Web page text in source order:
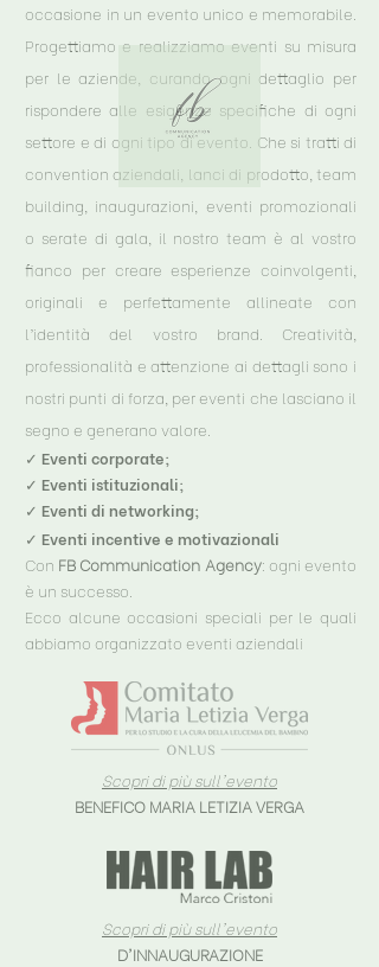
occasione in un evento unico e memorabile.
Progettiamo e realizziamo eventi su misura
per le aziende, curando ogni dettaglio per
rispondere alle esigenze specifiche di ogni
settore e di ogni tipo di evento. Che si tratti di
convention aziendali, lanci di prodotto, team
building, inaugurazioni, eventi promozionali
o serate di gala, il nostro team è al vostro
fianco per creare esperienze coinvolgenti,
originali e perfettamente allineate con
l’identità del vostro brand. Creatività,
professionalità e attenzione ai dettagli sono i
nostri punti di forza, per eventi che lasciano il
segno e generano valore.
✓ Eventi corporate;
✓ Eventi istituzionali;
✓ Eventi di networking;
✓ Eventi incentive e motivazionali
Con FB Communication Agency: ogni evento
è un successo.
Ecco alcune occasioni speciali per le quali
abbiamo organizzato eventi aziendali
Scopri di più sull'evento
BENEFICO MARIA LETIZIA VERGA
Scopri di più sull'evento
D'INNAUGURAZIONE